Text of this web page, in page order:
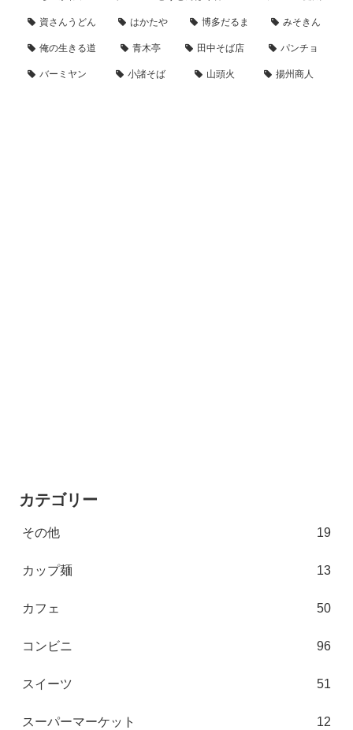
資さんうどん はかたや 博多だるま みそきん
俺の生きる道 青木亭 田中そば店 パンチョ
バーミヤン 小諸そば 山頭火 揚州商人
カテゴリー
その他 19
カップ麺 13
カフェ 50
コンビニ 96
スイーツ 51
スーパーマーケット 12